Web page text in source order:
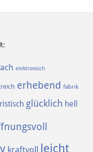
elektronisch
erhebend fabrik
glücklich hell
kraftvoll leicht